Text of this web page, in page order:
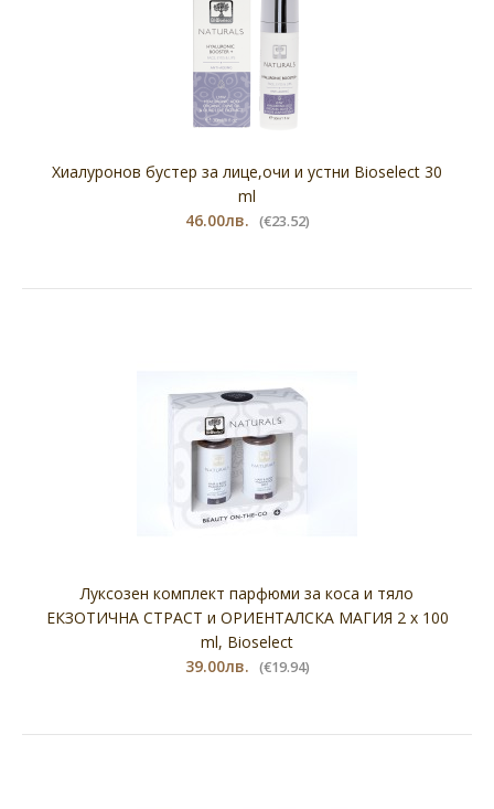
Хиалуронов бустер за лице,очи и устни Bioselect 30
ml
46.00лв. (€23.52)
Луксозен комплект парфюми за коса и тяло
ЕКЗОТИЧНА СТРАСТ и ОРИЕНТАЛСКА МАГИЯ 2 х 100
ml, Bioselect
39.00лв. (€19.94)